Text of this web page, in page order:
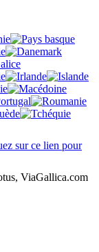
sur ce lien pour
ViaGallica.com